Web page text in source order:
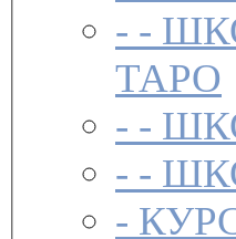
- -
ТАРО
- -
- -
-